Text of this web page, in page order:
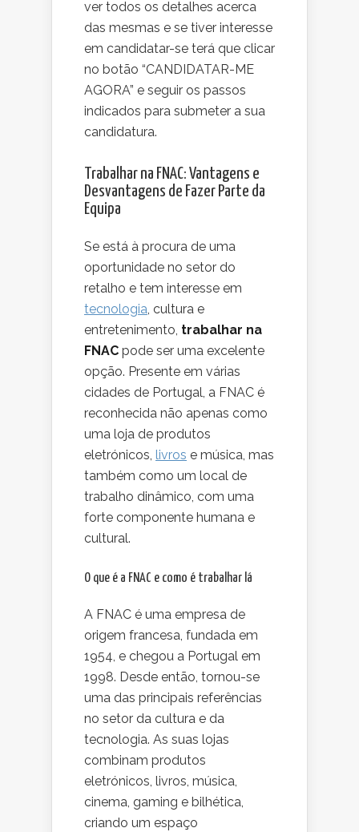
ver todos os detalhes acerca
das mesmas e se tiver interesse
em candidatar-se terá que clicar
no botão “CANDIDATAR-ME
AGORA” e seguir os passos
indicados para submeter a sua
candidatura.
Trabalhar na FNAC: Vantagens e
Desvantagens de Fazer Parte da
Equipa
Se está à procura de uma
oportunidade no setor do
retalho e tem interesse em
tecnologia, cultura e
entretenimento, trabalhar na
FNAC pode ser uma excelente
opção. Presente em várias
cidades de Portugal, a FNAC é
reconhecida não apenas como
uma loja de produtos
eletrónicos, livros e música, mas
também como um local de
trabalho dinâmico, com uma
forte componente humana e
cultural.
O que é a FNAC e como é trabalhar lá
A FNAC é uma empresa de
origem francesa, fundada em
1954, e chegou a Portugal em
1998. Desde então, tornou-se
uma das principais referências
no setor da cultura e da
tecnologia. As suas lojas
combinam produtos
eletrónicos, livros, música,
cinema, gaming e bilhética,
criando um espaço